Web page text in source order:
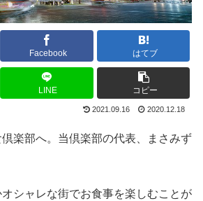
Facebook はてブ
LINE コピー
2021.09.16 2020.12.18
楽部へ。当倶楽部の代表、まさみず
シャレな街でお食事を楽しむことが